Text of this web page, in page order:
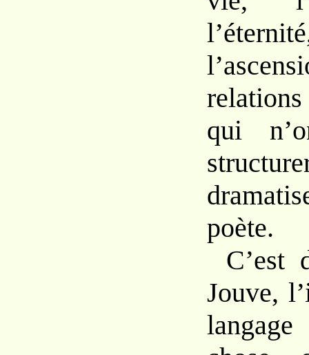
qui
poète.
C’est
Jouve,
langage